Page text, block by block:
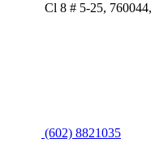
Cl 8 # 5-25, 760044,
(602) 8821035